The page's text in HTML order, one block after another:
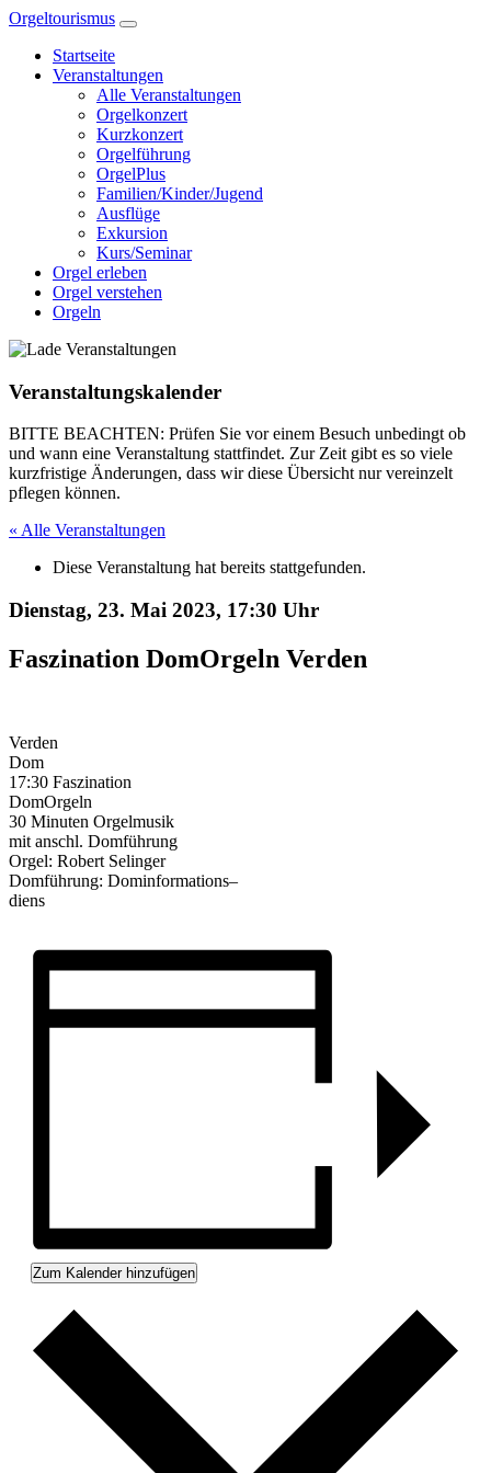
Zum
springen
Orgeltourismus
Startseite
Veranstaltungen
Alle Veranstaltungen
Orgelkonzert
Kurzkonzert
Orgelführung
OrgelPlus
Familien/Kinder/Jugend
Ausflüge
Exkursion
Kurs/Seminar
Orgel erleben
Orgel verstehen
Orgeln
Veranstaltungskalender
BITTE BEACHTEN: Prüfen Sie vor einem Besuch unbedingt ob
und wann eine Veranstaltung stattfindet. Zur Zeit gibt es so viele
kurzfristige Änderungen, dass wir diese Übersicht nur vereinzelt
pflegen können.
« Alle Veranstaltungen
Diese Veranstaltung hat bereits stattgefunden.
Dienstag, 23. Mai 2023, 17:30 Uhr
Faszination DomOrgeln Verden
Verden
Dom
17:30 Faszination
DomOrgeln
30 Minuten Orgelmusik
mit anschl. Domführung
Orgel: Robert Selinger
Domführung: Dominformations–
diens
Zum Kalender hinzufügen